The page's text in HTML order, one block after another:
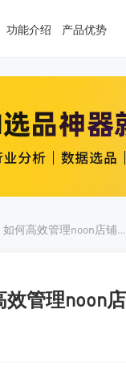
功能介绍 产品优势
【noon运营】如何高效管理noon店铺信息
效管理noon